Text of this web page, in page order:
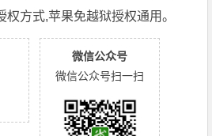
方式,苹果免越狱授权通用。
微信公众号
微信公众号扫一扫